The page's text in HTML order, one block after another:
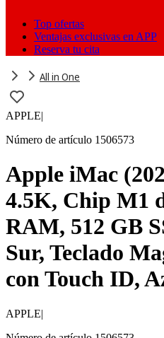
Top ofertas
Ventajas exclusivas en APP
Reserva tu cita
All in One
APPLE|
Número de artículo 1506573
Apple iMac
4.5K, Chip M1
RAM, 512 GB
Sur, Teclado
con Touch ID,
APPLE|